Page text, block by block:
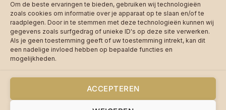
Om de beste ervaringen te bieden, gebruiken wij technologieën
zoals cookies om informatie over je apparaat op te slaan en/of te
raadplegen. Door in te stemmen met deze technologieën kunnen wij
gegevens zoals surfgedrag of unieke ID's op deze site verwerken.
Als je geen toestemming geeft of uw toestemming intrekt, kan dit
een nadelige invloed hebben op bepaalde functies en
mogelijkheden.
ACCEPTEREN
Stuur bericht →
reviews op bol.com